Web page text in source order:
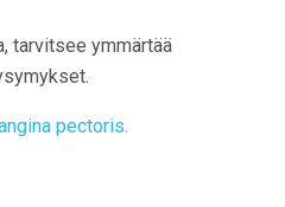
tarvitsee ymmärtää
pectoris.